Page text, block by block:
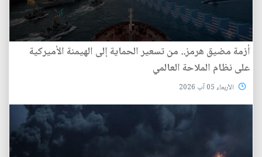
أزمة مضيق هرمز.. من تسعير الحماية إلى الهيمنة الأميركية
على نظام الملاحة العالمي
الأربعاء 05 آب 2026